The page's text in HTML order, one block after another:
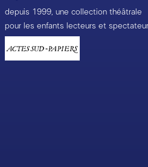
depuis 1999, une collection théâtrale
pour les enfants lecteurs et